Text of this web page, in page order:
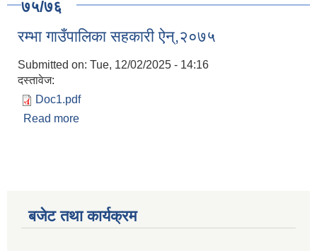
७५/७६
रम्भा गाउँपालिका सहकारी ऐन्,२०७५
Submitted on: Tue, 12/02/2025 - 14:16
दस्तावेज:
Doc1.pdf
Read more
बजेट तथा कार्यक्रम